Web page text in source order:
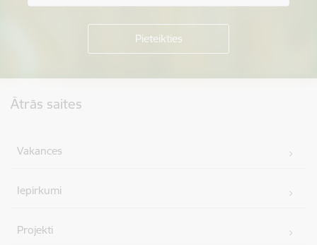
Ātrās saites
Vakances
Iepirkumi
Projekti